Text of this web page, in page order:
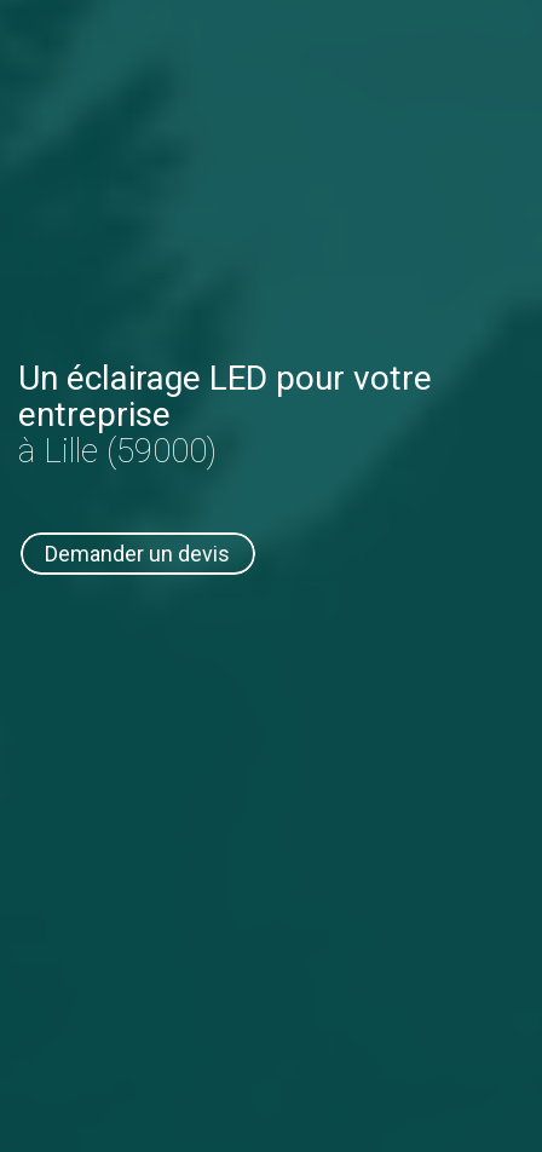
Un éclairage LED pour votre
entreprise
à Lille (59000)
Demander un devis